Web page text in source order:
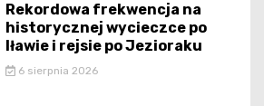
Rekordowa frekwencja na
historycznej wycieczce po
Iławie i rejsie po Jezioraku
6 sierpnia 2026